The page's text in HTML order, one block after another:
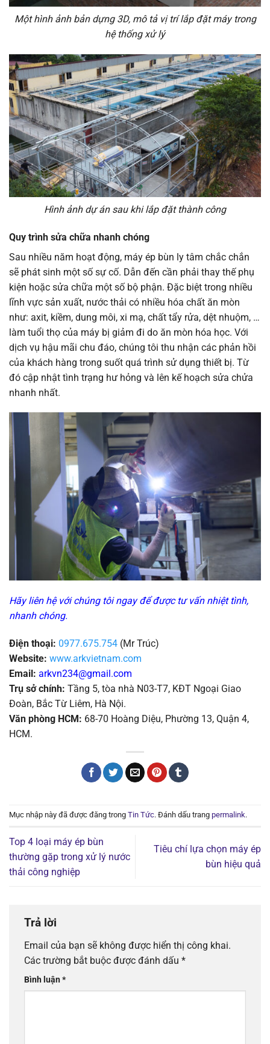
Một hình ảnh bản dựng 3D, mô tả vị trí lắp đặt máy trong
hệ thống xử lý
Hình ảnh dự án sau khi lắp đặt thành công
Quy trình sửa chữa nhanh chóng
Sau nhiều năm hoạt động, máy ép bùn ly tâm chắc chắn
sẽ phát sinh một số sự cố. Dẫn đến cần phải thay thế phụ
kiện hoặc sửa chữa một số bộ phận. Đặc biệt trong nhiều
lĩnh vực sản xuất, nước thải có nhiều hóa chất ăn mòn
như: axit, kiềm, dung môi, xi mạ, chất tẩy rửa, dệt nhuộm, …
làm tuổi thọ của máy bị giảm đi do ăn mòn hóa học. Với
dịch vụ hậu mãi chu đáo, chúng tôi thu nhận các phản hồi
của khách hàng trong suốt quá trình sử dụng thiết bị. Từ
đó cập nhật tình trạng hư hỏng và lên kế hoạch sửa chửa
nhanh nhất.
Hãy liên hệ với chúng tôi ngay để được tư vấn nhiệt tình,
nhanh chóng.
Điện thoại: 0977.675.754 (Mr Trúc)
Website: www.arkvietnam.com
Email: arkvn234@gmail.com
Trụ sở chính: Tầng 5, tòa nhà N03-T7, KĐT Ngoại Giao
Đoàn, Bắc Từ Liêm, Hà Nội.
Văn phòng HCM: 68-70 Hoàng Diệu, Phường 13, Quận 4,
HCM.
Mục nhập này đã được đăng trong Tin Tức. Đánh dấu trang permalink.
Top 4 loại máy ép bùn
thường gặp trong xử lý nước
thải công nghiệp
Tiêu chí lựa chọn máy ép
bùn hiệu quả
Trả lời
Email của bạn sẽ không được hiển thị công khai.
Các trường bắt buộc được đánh dấu *
Bình luận*